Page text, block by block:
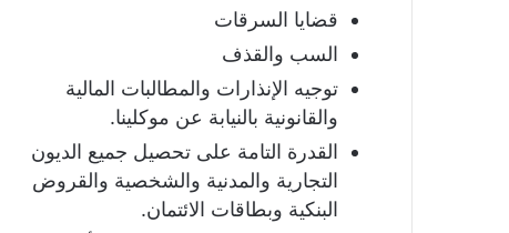
قضايا السرقات
السب والقذف
توجيه الإنذارات والمطالبات المالية
والقانونية بالنيابة عن موكلينا.
القدرة التامة على تحصيل جميع الديون
التجارية والمدنية والشخصية والقروض
البنكية وبطاقات الائتمان.